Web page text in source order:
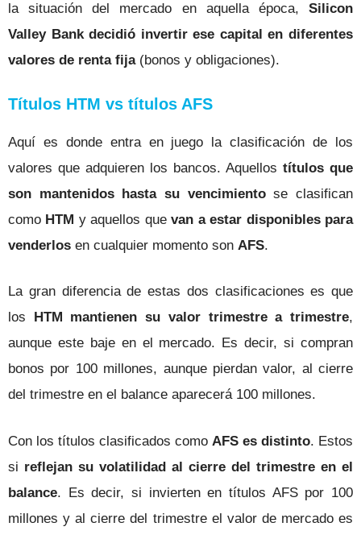
la situación del mercado en aquella época, Silicon
Valley Bank decidió invertir ese capital en diferentes
valores de renta fija(bonos y obligaciones).
Títulos HTM vs títulos AFS
Aquí es donde entra en juego la clasificación de los
valores que adquieren los bancos. Aquellos títulos que
son mantenidos hasta su vencimientose clasifican
como HTM y aquellos quevan a estar disponibles para
venderlos en cualquier momento son AFS.
La gran diferencia de estas dos clasificaciones es que
los
HTM mantienen su valor trimestre a trimestre,
aunque este baje en el mercado. Es decir, si compran
bonos por 100 millones, aunque pierdan valor, al cierre
del trimestre en el balance aparecerá 100 millones.
Con los títulos clasificados como AFS es distinto. Estos
si reflejan su volatilidad al cierre del trimestre en el
balance. Es decir, si invierten en títulos AFS por 100
millones y al cierre del trimestre el valor de mercado es